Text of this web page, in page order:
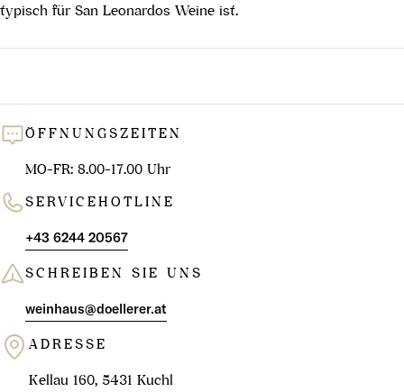
typisch für San Leonardos Weine ist.
ÖFFNUNGSZEITEN
MO-FR: 8.00-17.00 Uhr
SERVICEHOTLINE
+43 6244 20567
SCHREIBEN SIE UNS
weinhaus@doellerer.at
ADRESSE
Kellau 160, 5431 Kuchl